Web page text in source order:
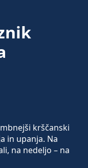
krščanski
in upanja. Na
na nedeljo – na